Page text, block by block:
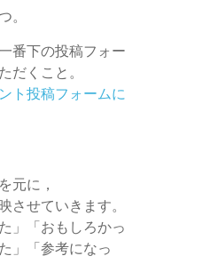
。
番下の投稿フォー
だくこと。
ト投稿フォームに
元に，
させていきます。
」「おもしろかっ
」「参考になっ